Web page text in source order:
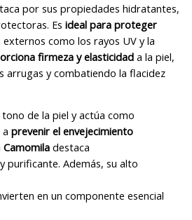
por sus propiedades hidratantes,
Es ideal para proteger
como los rayos UV y la
firmeza y elasticidada la piel,
arrugas y combatiendo la flacidez
de la piel y actúa como
prevenir el envejecimiento
Camomila destaca
purificante. Además, su alto
en un componente esencial